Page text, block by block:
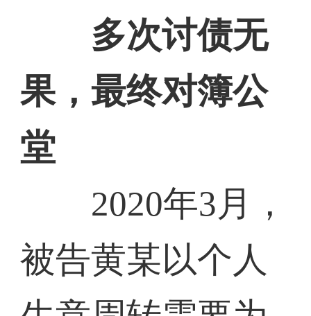
多次讨债无
果，最终对簿公
堂
2020年3月，
被告黄某以个人